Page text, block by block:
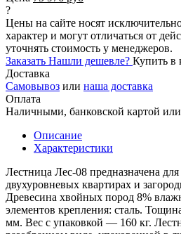
?
Цены на сайте носят
характер и могут отличаться от
уточнять стоимость у менеджеров.
Заказать Нашли дешевле? Купить в
Доставка
Самовывоз или наша доставка
Оплата
Наличными, банковской картой
Описание
Характеристики
Лестница Лес-08 предназначена
двухуровневых квартирах и
Древесина хвойных пород 8%
элементов крепления: сталь.
мм. Вес с упаковкой — 160 кг.